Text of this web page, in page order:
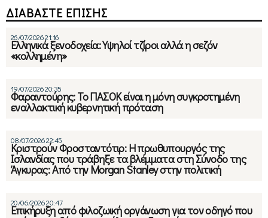
ΔΙΑΒΑΣΤΕ ΕΠΙΣΗΣ
26/07/2026 21:16
Ελληνικά ξενοδοχεία: Υψηλοί τζίροι αλλά η σεζόν
«κολλημένη»
19/07/2026 20:35
Φαραντούρης: Το ΠΑΣΟΚ είναι η μόνη συγκροτημένη
εναλλακτική κυβερνητική πρόταση
08/07/2026 22:45
Κριστρούν Φροσταντότιρ: Η πρωθυπουργός της
Ισλανδίας που τράβηξε τα βλέμματα στη Σύνοδο της
Άγκυρας: Από την Morgan Stanley στην πολιτική
20/06/2026 20:47
Επικήρυξη από φιλοζωική οργάνωση για τον οδηγό που